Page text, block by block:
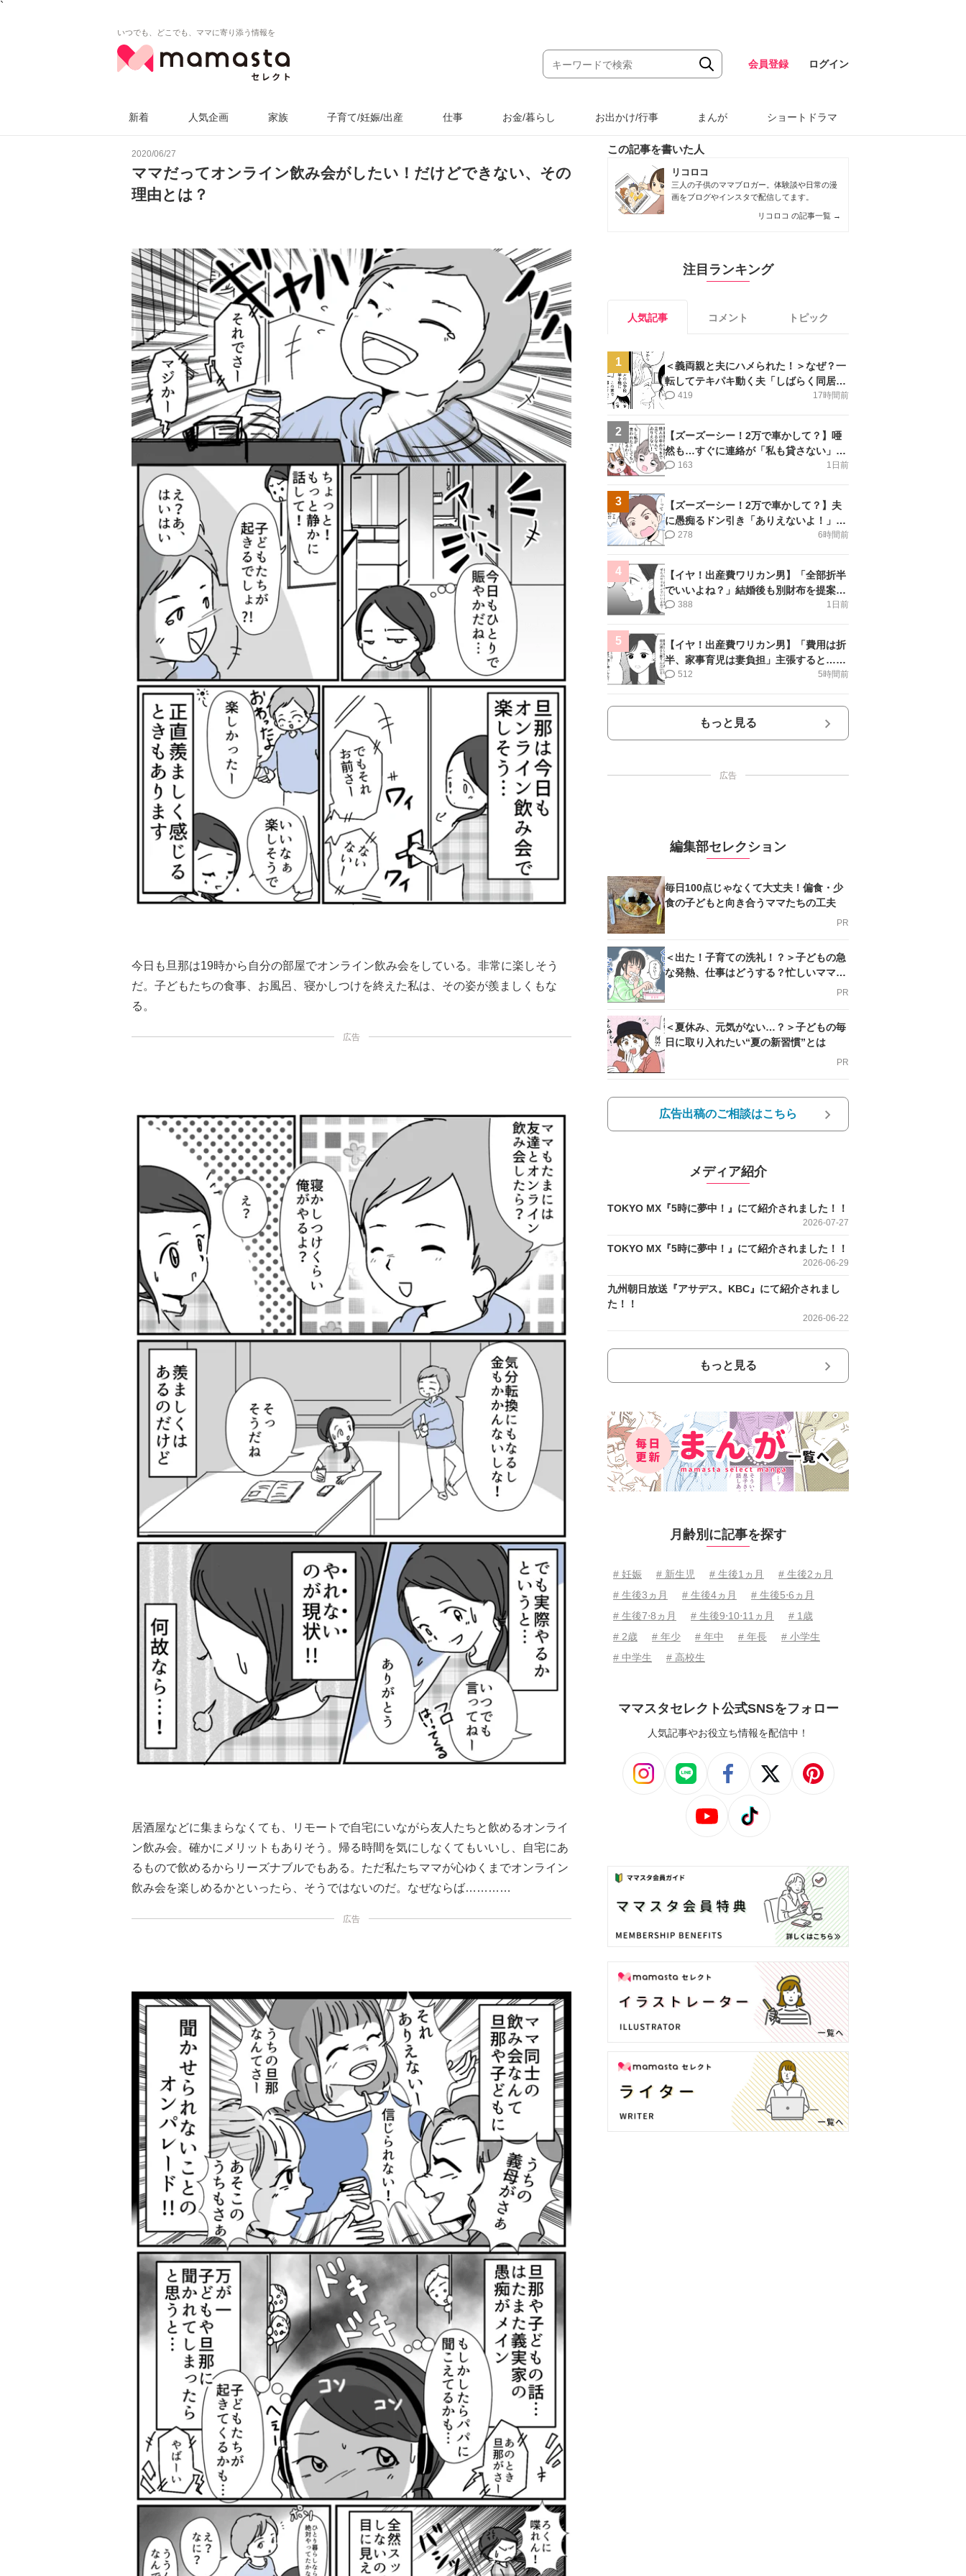
`
いつでも、どこでも、ママに寄り添う情報を
会員登録 ログイン
新着 人気企画 家族 子育て/妊娠/出産 仕事 お金/暮らし お出かけ/行事 まんが ショートドラマ
2020/06/27
ママだってオンライン飲み会がしたい！だけどできない、その
理由とは？
今日も旦那は19時から自分の部屋でオンライン飲み会をしている。非常に楽しそう
だ。子どもたちの食事、お風呂、寝かしつけを終えた私は、その姿が羨ましくもな
る。
広告
居酒屋などに集まらなくても、リモートで自宅にいながら友人たちと飲めるオンライ
ン飲み会。確かにメリットもありそう。帰る時間を気にしなくてもいいし、自宅にあ
るもので飲めるからリーズナブルでもある。ただ私たちママが心ゆくまでオンライン
飲み会を楽しめるかといったら、そうではないのだ。なぜならば…………
広告
この記事を書いた人
リコロコ
三人の子供のママブロガー。体験談や日常の漫
画をブログやインスタで配信してます。
リコロコ の記事一覧 →
注目ランキング
人気記事 コメント トピック
1
＜義両親と夫にハメられた！＞なぜ？一
転してテキパキ動く夫「しばらく同居」
提案され【第4話まんが】
17時間前
419
2
【ズーズーシー！2万で車かして？】唖
然も…すぐに連絡が「私も貸さない」＜
第15話＞#4コマ母道場
1日前
163
3
【ズーズーシー！2万で車かして？】夫
に愚痴るドン引き「ありえないよ！」＜
第16話＞#4コマ母道場
6時間前
278
4
【イヤ！出産費ワリカン男】「全部折半
でいいよね？」結婚後も別財布を提案＜
第10話＞#4コマ母道場
1日前
388
5
【イヤ！出産費ワリカン男】「費用は折
半、家事育児は妻負担」主張すると…＜
第11話＞#4コマ母道場
5時間前
512
もっと見る
広告
編集部セレクション
毎日100点じゃなくて大丈夫！偏食・少
食の子どもと向き合うママたちの工夫
PR
＜出た！子育ての洗礼！？＞子どもの急
な発熱、仕事はどうする？忙しいママを
PR
＜夏休み、元気がない…？＞子どもの毎
日に取り入れたい“夏の新習慣”とは
PR
広告出稿のご相談はこちら
メディア紹介
TOKYO MX『5時に夢中！』にて紹介されました！！
2026-07-27
TOKYO MX『5時に夢中！』にて紹介されました！！
2026-06-29
九州朝日放送『アサデス。KBC』にて紹介されまし
た！！
2026-06-22
もっと見る
月齢別に記事を探す
# 妊娠 # 新生児 # 生後1ヵ月
# 生後2ヵ月
# 生後3ヵ月
# 生後4ヵ月
# 生後5⋅6ヵ月
# 生後7⋅8ヵ月
# 生後9⋅10⋅11ヵ月
# 1歳
# 2歳
# 年少 # 年中 # 年長
# 小学生
# 中学生
# 高校生
ママスタセレクト公式SNSをフォロー
人気記事やお役立ち情報を配信中！